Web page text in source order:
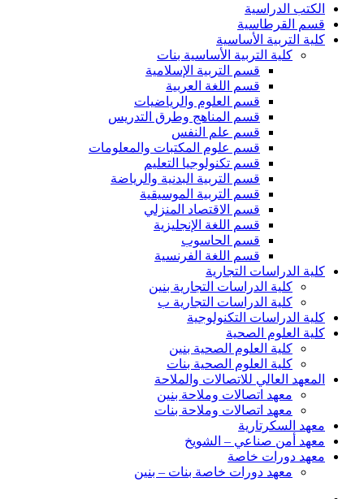
الكتب الدراسية
قسم القرطاسية
كلية التربية الأساسية
كلية التربية الأساسية بنات
قسم التربية الإسلامية
قسم اللغة العربية
قسم العلوم والرياضيات
قسم المناهج وطرق التدريس
قسم علم النفس
قسم علوم المكتبات والمعلومات
قسم تكنولوجيا التعليم
قسم التربية البدنية والرياضة
قسم التربية الموسيقية
قسم الاقتصاد المنزلي
قسم اللغة الإنجليزية
قسم الحاسوب
قسم اللغة الفرنسية
كلية الدراسات التجارية
كلية الدراسات التجارية بنين
كلية الدراسات التجارية ب
كلية الدراسات التكنولوجية
كلية العلوم الصحية
كلية العلوم الصحية بنين
كلية العلوم الصحية بنات
المعهد العالي للاتصالات والملاحة
معهد اتصالات وملاحة بنين
معهد اتصالات وملاحة بنات
معهد السكرتارية
معهد أمن صناعي – الشويخ
معهد دورات خاصة
معهد دورات خاصة بنات – بنين